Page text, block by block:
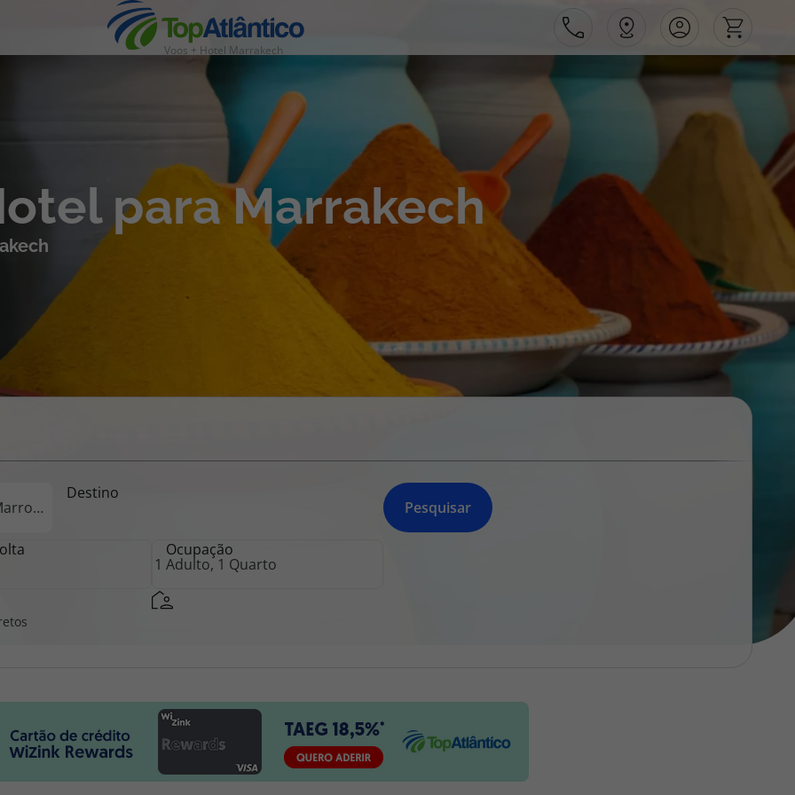
Voos + Hotel Marrakech
Área de Cliente
Agências
Apoio ao cliente em Portugal
Apoio ao cliente no Estrangeiro
facilidade na marcação das suas viagens, tem ainda ao seu
dispor o nosso call center a funcionar todos os dias úteis das
10:00 às 20:00 e Sábado das 10:00 às 14:00.
para Marrakech
Destino
Ocupação
Pesquisar